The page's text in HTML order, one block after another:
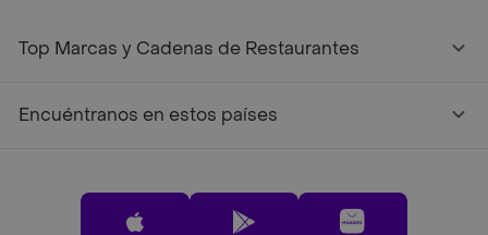
Top Marcas y Cadenas de Restaurantes
Encuéntranos en estos países